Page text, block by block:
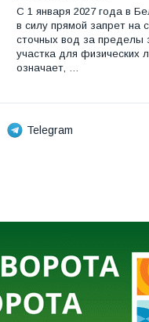
С 1 января 2027 года в
в силу прямой запрет на
сточных вод за пределы
участка для физических
означает, …
Telegram